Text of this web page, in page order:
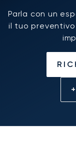
Parla con un
il tuo preventivo